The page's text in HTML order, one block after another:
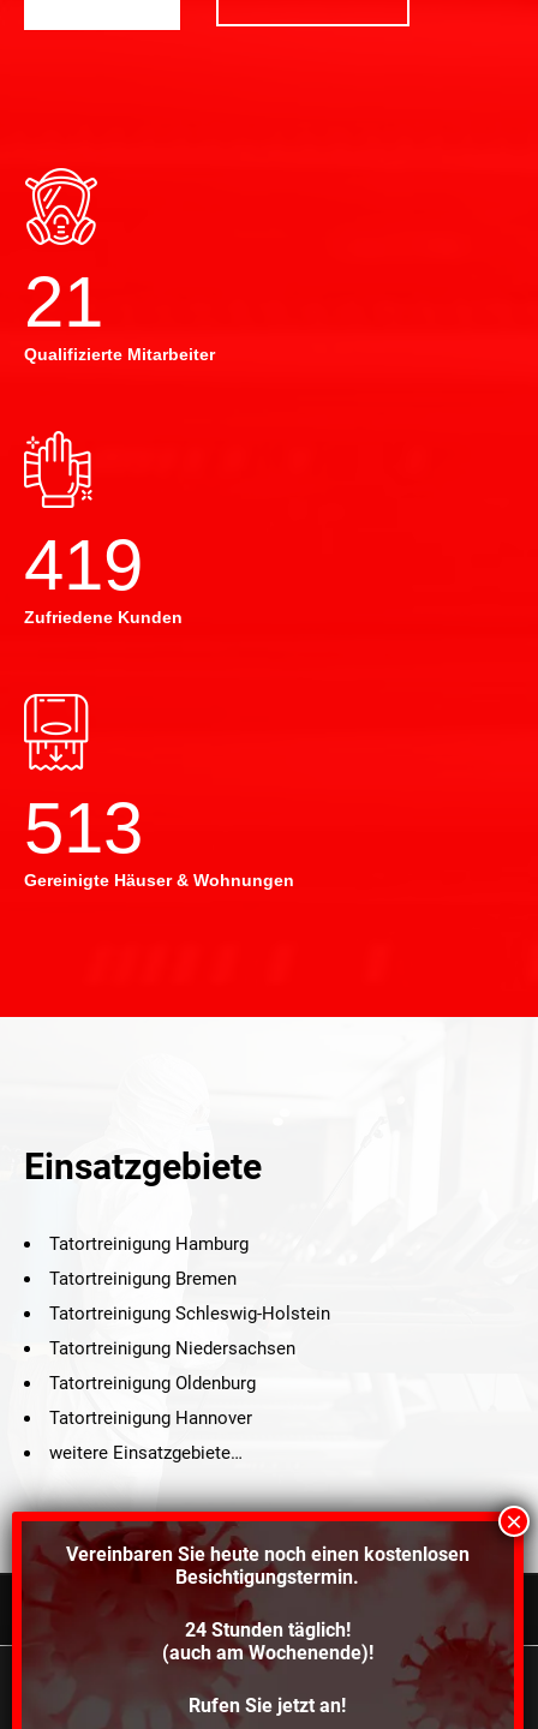
22
Qualifizierte Mitarbeiter
420
Zufriedene Kunden
514
Gereinigte Häuser & Wohnungen
Einsatzgebiete
Tatortreinigung Hamburg
Tatortreinigung Bremen
Tatortreinigung Schleswig-Holstein
Tatortreinigung Niedersachsen
Tatortreinigung Oldenburg
Tatortreinigung Hannover
weitere Einsatzgebiete…
©2021 Schröders Service Team Nord, All Rights Reserved.
Schroeder Service Team Nord
Kontakt Impressum Datenschutz
Vereinbaren Sie heute noch einen kostenlosen
Besichtigungstermin.
24 Stunden täglich!
(auch am Wochenende)!
Rufen Sie jetzt an!
Wir verwenden Cookies, um dir die bestmögliche